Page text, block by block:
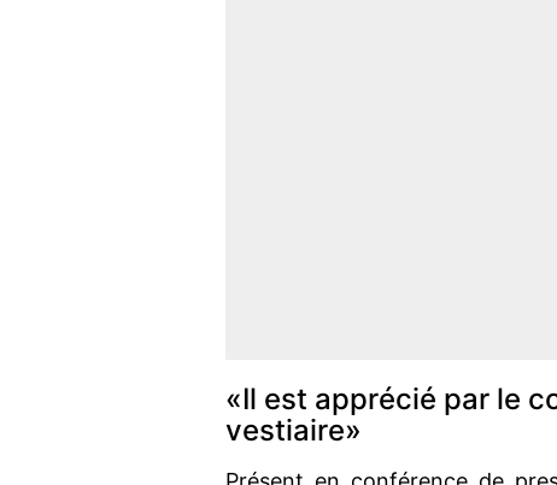
«Il est apprécié par le
vestiaire»